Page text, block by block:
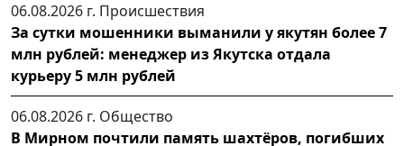
06.08.2026 г. Происшествия
За сутки мошенники выманили у якутян более 7
млн рублей: менеджер из Якутска отдала
курьеру 5 млн рублей
06.08.2026 г. Общество
В Мирном почтили память шахтёров, погибших